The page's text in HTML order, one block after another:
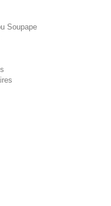
Soupape